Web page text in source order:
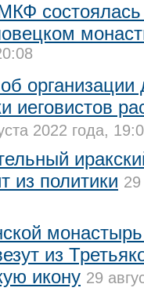
организации
иеговистов
2022 года,
из политики 29
из
икону 29